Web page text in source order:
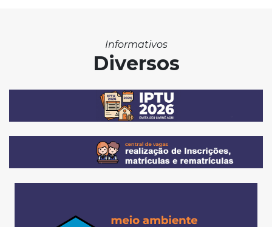
Informativos
Diversos